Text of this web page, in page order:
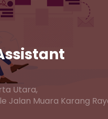
Utara,
Jalan Muara Karang